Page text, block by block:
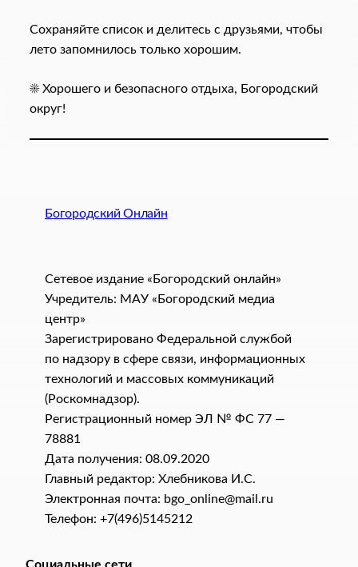
Сохраняйте список и делитесь с друзьями, чтобы
лето запомнилось только хорошим.
☀️ Хорошего и безопасного отдыха, Богородский
округ!
Богородский Онлайн
Сетевое издание «Богородский онлайн»
Учредитель: МАУ «Богородский медиа
центр»
Зарегистрировано Федеральной службой
по надзору в сфере связи, информационных
технологий и массовых коммуникаций
(Роскомнадзор).
Регистрационный номер ЭЛ № ФС 77 —
78881
Дата получения: 08.09.2020
Главный редактор: Хлебникова И.C.
Электронная почта: bgo_online@mail.ru
Телефон: +7(496)5145212